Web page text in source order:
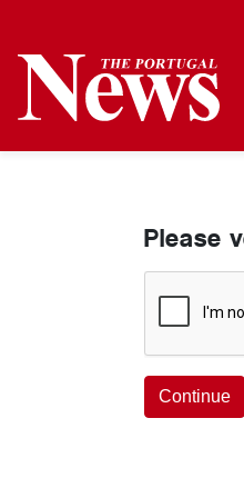
Please
Continue